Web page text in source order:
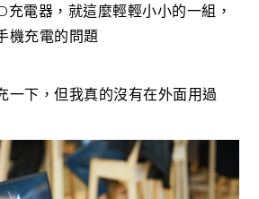
電器，就這麼輕輕小小的一組，
機充電的問題
一下，但我真的沒有在外面用過